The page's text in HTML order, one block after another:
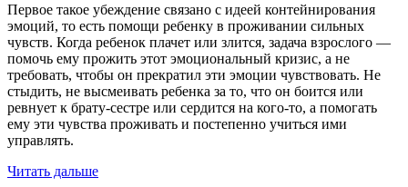
Первое такое убеждение связано с идеей контейнирования
эмоций, то есть помощи ребенку в проживании сильных
чувств. Когда ребенок плачет или злится, задача взрослого —
помочь ему прожить этот эмоциональный кризис, а не
требовать, чтобы он прекратил эти эмоции чувствовать. Не
стыдить, не высмеивать ребенка за то, что он боится или
ревнует к брату-сестре или сердится на кого-то, а помогать
ему эти чувства проживать и постепенно учиться ими
управлять.
Читать дальше